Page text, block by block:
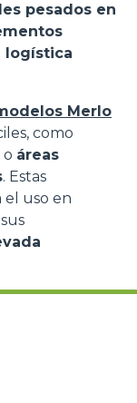
pesados en
logística
Merlo
como
o áreas
. Estas
el uso en